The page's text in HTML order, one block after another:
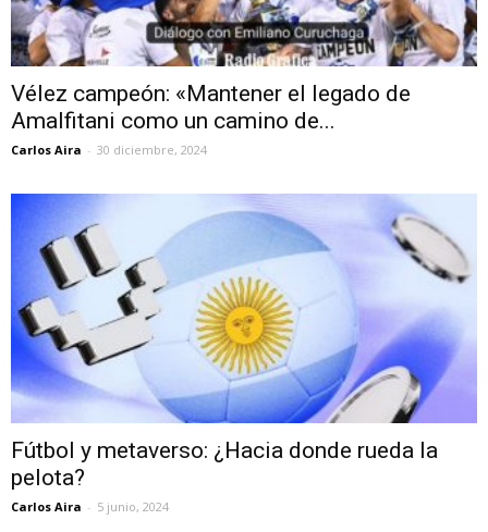
Vélez campeón: «Mantener el legado de
Amalfitani como un camino de...
Carlos Aira - 30 diciembre, 2024
Fútbol y metaverso: ¿Hacia donde rueda la
pelota?
Carlos Aira - 5 junio, 2024